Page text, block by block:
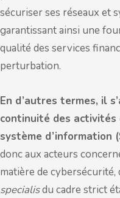
sécuriser ses réseaux et
garantissant ainsi une
qualité des services
perturbation.
En d’autres termes, il
continuité des
système d’information
donc aux acteurs
matière de
specialisdu cadre strict